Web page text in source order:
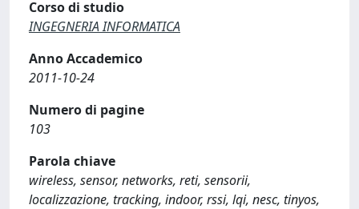
Corso di studio
INGEGNERIA INFORMATICA
Anno Accademico
2011-10-24
Numero di pagine
103
Parola chiave
wireless, sensor, networks, reti, sensorii,
localizzazione, tracking, indoor, rssi, lqi, nesc, tinyos,